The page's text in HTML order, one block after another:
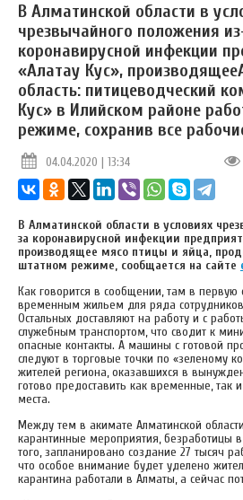
В Алматинской области в
чрезвычайного положения
коронавирусной инфекции
«Алатау Кус»,
область: питицеводческий
Кус» в Илийском районе
режиме, сохранив все
04.04.2020 | 13:34
В Алматинской области в условиях
за коронавирусной инфекции
производящее мясо птицы и яйца,
штатном режиме, сообщается на сайте
Как говорится в сообщении, там в
временным жильем для ряда
Остальных доставляют на работу и с
служебным транспортом, что сводит к
опасные контакты. А машины с готовой
следуют в торговые точки по «зеленому
жителей региона, оказавшихся в
готово предоставить как временные, так
места.
Между тем в акимате Алматинской
карантинные мероприятия, безработицы
того, запланировано создание 27 тысяч
что особое внимание будет уделено
карантина работали в Алматы, а сейчас